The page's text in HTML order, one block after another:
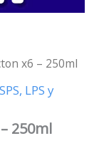
x6 – 250ml
LPS y
250ml